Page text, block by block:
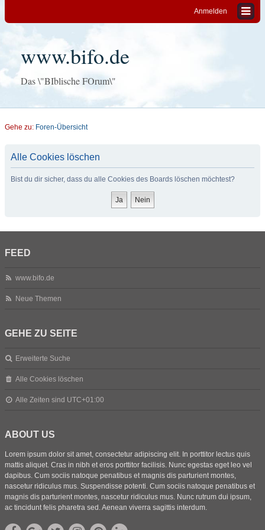
Anmelden
www.bifo.de
Das \"BIblische FOrum\"
Gehe zu: Foren-Übersicht
Alle Cookies löschen
Bist du dir sicher, dass du alle Cookies des Boards löschen möchtest?
FEED
www.bifo.de
Neue Themen
GEHE ZU SEITE
Erweiterte Suche
Alle Cookies löschen
Alle Zeiten sind UTC+01:00
ABOUT US
Lorem ipsum dolor sit amet, consectetur adipiscing elit. In porttitor lectus quis
mattis aliquet. Cras in nibh et eros porttitor facilisis. Nunc egestas eget leo vel
dapibus. Cum sociis natoque penatibus et magnis dis parturient montes,
nascetur ridiculus mus. Suspendisse potenti. Cum sociis natoque penatibus et
magnis dis parturient montes, nascetur ridiculus mus. Nunc rutrum dui ipsum,
ac tincidunt felis pharetra sed. Aenean viverra sagittis interdum.